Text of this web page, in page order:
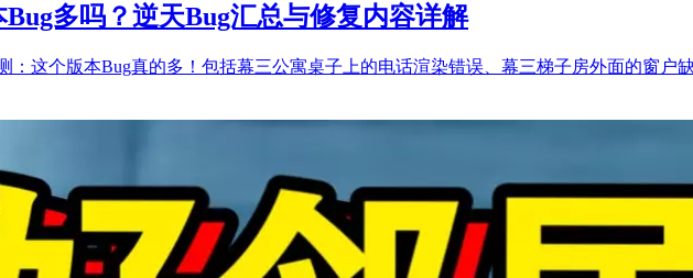
Bug多吗？逆天Bug汇总与修复内容详解
：这个版本Bug真的多！包括幕三公寓桌子上的电话渲染错误、幕三梯子房外面的窗